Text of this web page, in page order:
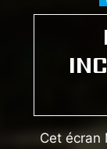
Cet écran